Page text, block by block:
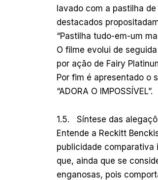
lavado com a pastilha
destacados
“Pastilha tudo-em-um
O filme evolui de
por ação de Fairy
Por fim é apresentado o
“ADORA O IMPOSSÍVEL”.
1.5. Síntese das
Entende a Reckitt
publicidade comparativa
que, ainda que se
enganosas, pois